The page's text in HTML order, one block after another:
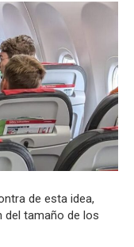
de esta idea,
del tamaño de los